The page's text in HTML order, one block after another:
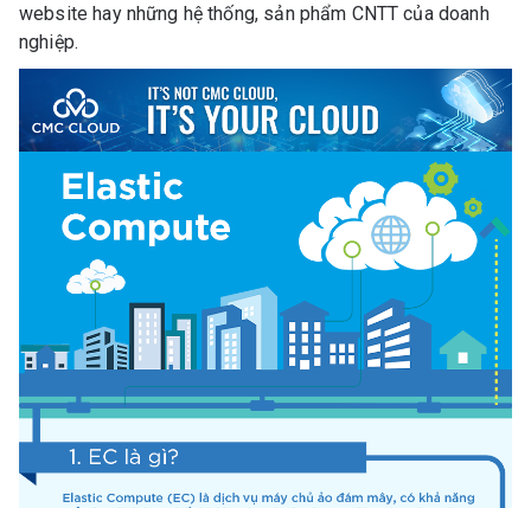
website hay những hệ thống, sản phẩm CNTT của doanh
nghiệp.